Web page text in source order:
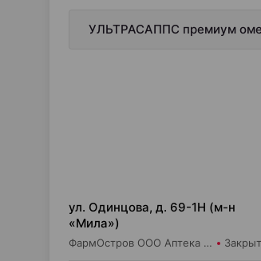
УЛЬТРАСАППС премиум
ул. Одинцова, д. 69-1Н (м-н
«Мила»)
ФармОстров ООО Аптека №16 на Одинцова